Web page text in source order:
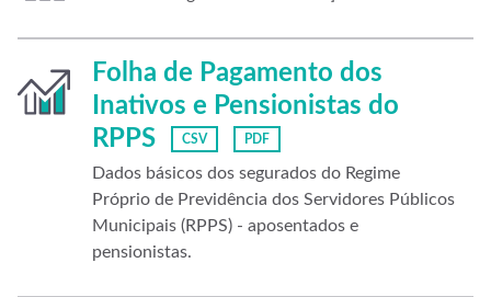
Folha de Pagamento dos
Inativos e Pensionistas do
RPPS
CSV PDF
Dados básicos dos segurados do Regime
Próprio de Previdência dos Servidores Públicos
Municipais (RPPS) - aposentados e
pensionistas.